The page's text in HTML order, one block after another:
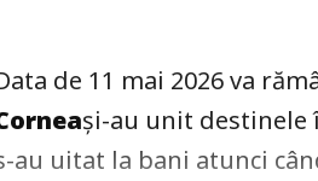
de 11 mai 2026 va
și-au unit destinele
au uitat la bani atunci